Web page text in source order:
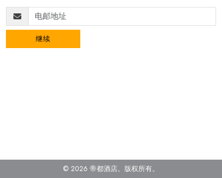
继续
© 2026 帝都酒店。 版权所有。